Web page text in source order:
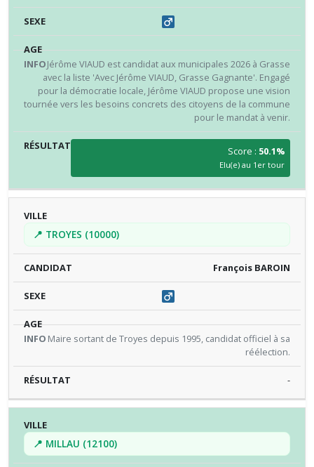
Jérôme VIAUD est candidat aux municipales 2026 à Grasse
avec la liste 'Avec Jérôme VIAUD, Grasse Gagnante'. Engagé
pour la démocratie locale, Jérôme VIAUD propose une vision
tournée vers les besoins concrets des citoyens de la commune
pour le mandat à venir.
Score : 50.1%
Elu(e) au 1er tour
📍 TROYES (10000)
François BAROIN
Maire sortant de Troyes depuis 1995, candidat officiel à sa
réélection.
-
📍 MILLAU (12100)